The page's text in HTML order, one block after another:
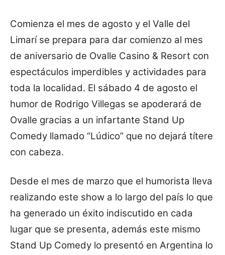
Comienza el mes de agosto y el Valle del
Limarí se prepara para dar comienzo al mes
de aniversario de Ovalle Casino & Resort con
espectáculos imperdibles y actividades para
toda la localidad. El sábado 4 de agosto el
humor de Rodrigo Villegas se apoderará de
Ovalle gracias a un infartante Stand Up
Comedy llamado “Lúdico” que no dejará títere
con cabeza.
Desde el mes de marzo que el humorista lleva
realizando este show a lo largo del país lo que
ha generado un éxito indiscutido en cada
lugar que se presenta, además este mismo
Stand Up Comedy lo presentó en Argentina lo